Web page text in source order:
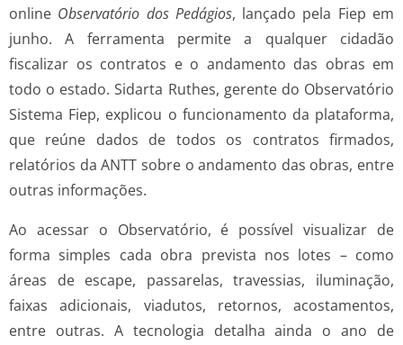
online Observatório dos Pedágios, lançado pela Fiep em
junho. A ferramenta permite a qualquer cidadão
fiscalizar os contratos e o andamento das obras em
todo o estado. Sidarta Ruthes, gerente do Observatório
Sistema Fiep, explicou o funcionamento da plataforma,
que reúne dados de todos os contratos firmados,
relatórios da ANTT sobre o andamento das obras, entre
outras informações.
Ao acessar o Observatório, é possível visualizar de
forma simples cada obra prevista nos lotes – como
áreas de escape, passarelas, travessias, iluminação,
faixas adicionais, viadutos, retornos, acostamentos,
entre outras. A tecnologia detalha ainda o ano de